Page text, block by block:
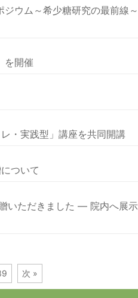
ウム～希少糖研究の最前線
を開催
・実践型」講座を共同開講
ついて
いただきました ― 院内へ展示
次 »